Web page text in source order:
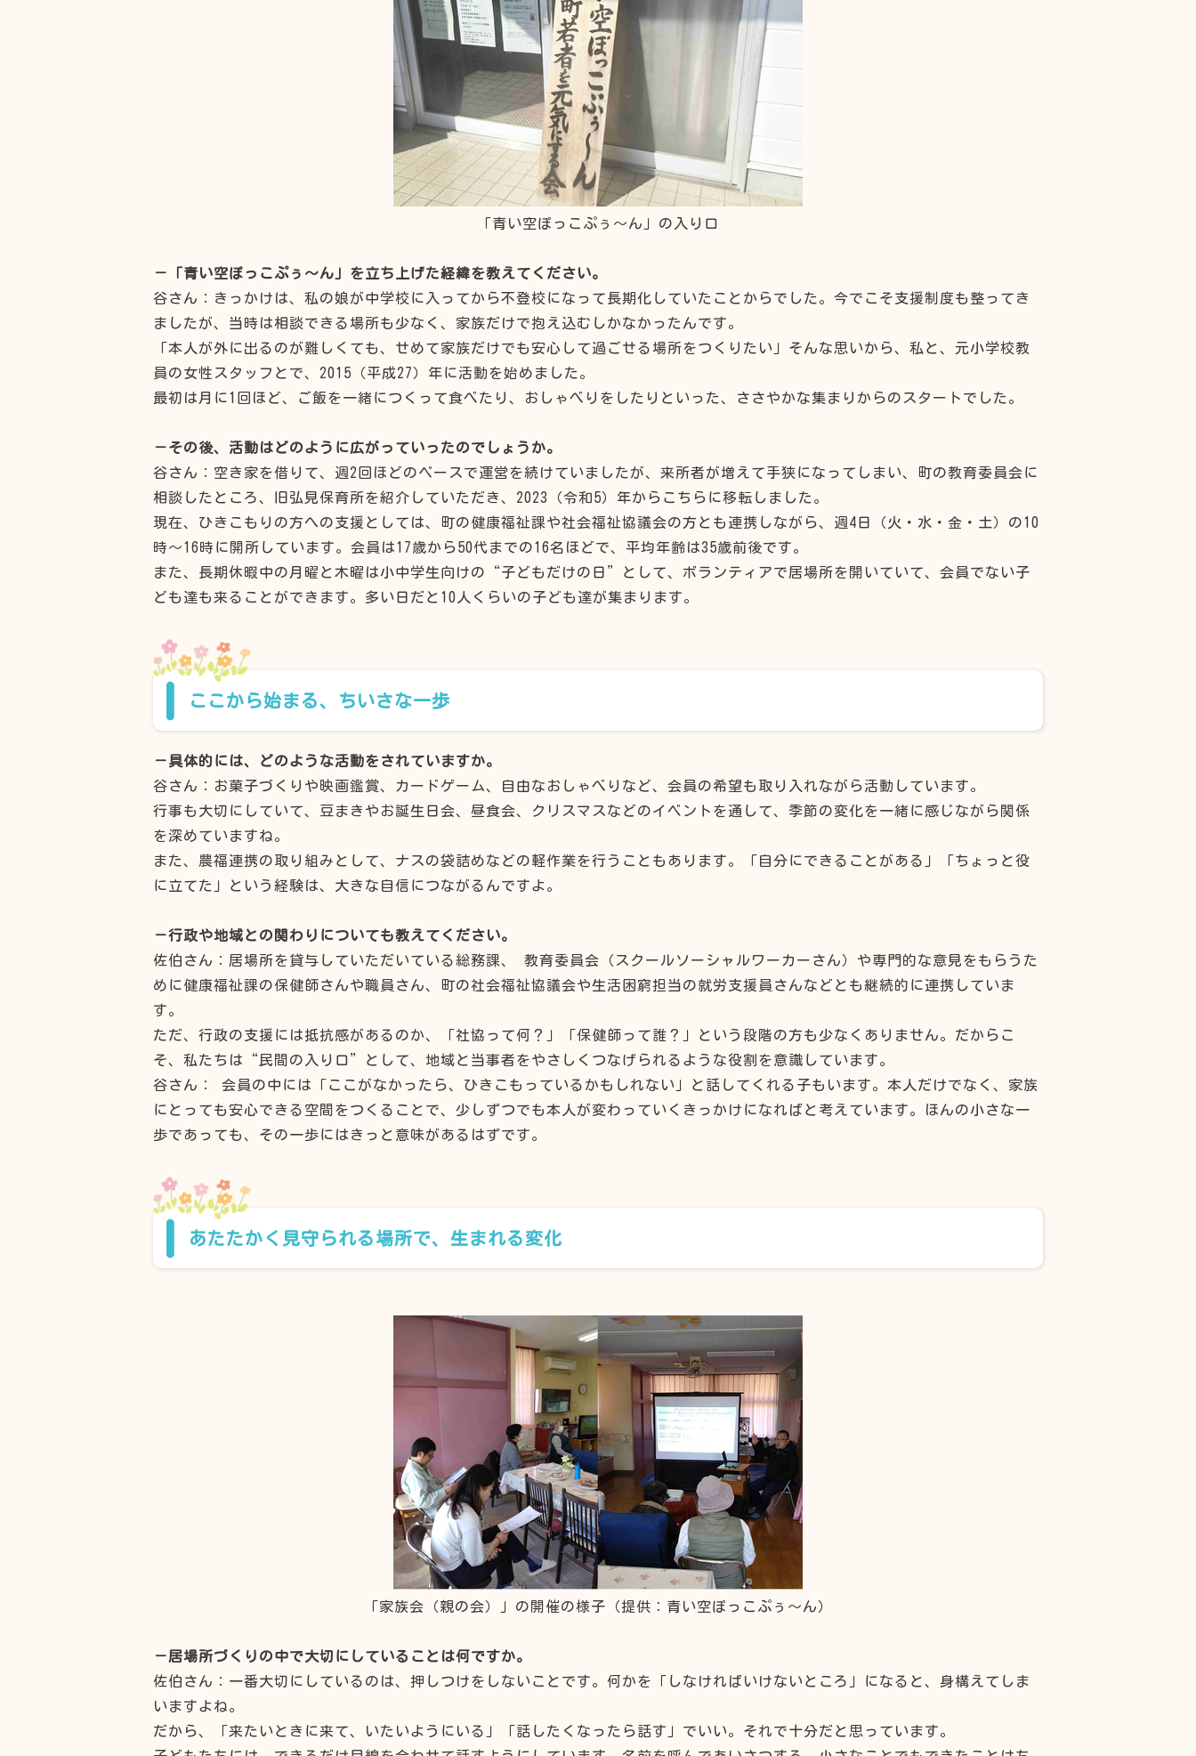
「青い空ぽっこぷぅ～ん」の入り口
－「青い空ぽっこぷぅ～ん」を立ち上げた経緯を教えてください。
谷さん：きっかけは、私の娘が中学校に入ってから不登校になって長期化していたことからでした。今でこそ支援制度も整ってき
ましたが、当時は相談できる場所も少なく、家族だけで抱え込むしかなかったんです。
「本人が外に出るのが難しくても、せめて家族だけでも安心して過ごせる場所をつくりたい」そんな思いから、私と、元小学校教
員の女性スタッフとで、2015（平成27）年に活動を始めました。
最初は月に1回ほど、ご飯を一緒につくって食べたり、おしゃべりをしたりといった、ささやかな集まりからのスタートでした。
－その後、活動はどのように広がっていったのでしょうか。
谷さん：空き家を借りて、週2回ほどのペースで運営を続けていましたが、来所者が増えて手狭になってしまい、町の教育委員会に
相談したところ、旧弘見保育所を紹介していただき、2023（令和5）年からこちらに移転しました。
現在、ひきこもりの方への支援としては、町の健康福祉課や社会福祉協議会の方とも連携しながら、週4日（火・水・金・土）の10
時〜16時に開所しています。会員は17歳から50代までの16名ほどで、平均年齢は35歳前後です。
また、長期休暇中の月曜と木曜は小中学生向けの“子どもだけの日”として、ボランティアで居場所を開いていて、会員でない子
ども達も来ることができます。多い日だと10人くらいの子ども達が集まります。
ここから始まる、ちいさな一歩
－具体的には、どのような活動をされていますか。
谷さん：お菓子づくりや映画鑑賞、カードゲーム、自由なおしゃべりなど、会員の希望も取り入れながら活動しています。
行事も大切にしていて、豆まきやお誕生日会、昼食会、クリスマスなどのイベントを通して、季節の変化を一緒に感じながら関係
を深めていますね。
また、農福連携の取り組みとして、ナスの袋詰めなどの軽作業を行うこともあります。「自分にできることがある」「ちょっと役
に立てた」という経験は、大きな自信につながるんですよ。
－行政や地域との関わりについても教えてください。
佐伯さん：居場所を貸与していただいている総務課、 教育委員会（スクールソーシャルワーカーさん）や専門的な意見をもらうた
めに健康福祉課の保健師さんや職員さん、町の社会福祉協議会や生活困窮担当の就労支援員さんなどとも継続的に連携していま
す。
ただ、行政の支援には抵抗感があるのか、「社協って何？」「保健師って誰？」という段階の方も少なくありません。だからこ
そ、私たちは“民間の入り口”として、地域と当事者をやさしくつなげられるような役割を意識しています。
谷さん： 会員の中には「ここがなかったら、ひきこもっているかもしれない」と話してくれる子もいます。本人だけでなく、家族
にとっても安心できる空間をつくることで、少しずつでも本人が変わっていくきっかけになればと考えています。ほんの小さな一
歩であっても、その一歩にはきっと意味があるはずです。
あたたかく見守られる場所で、生まれる変化
「家族会（親の会）」の開催の様子（提供：青い空ぽっこぷぅ～ん）
－居場所づくりの中で大切にしていることは何ですか。
佐伯さん：一番大切にしているのは、押しつけをしないことです。何かを「しなければいけないところ」になると、身構えてしま
いますよね。
だから、「来たいときに来て、いたいようにいる」「話したくなったら話す」でいい。それで十分だと思っています。